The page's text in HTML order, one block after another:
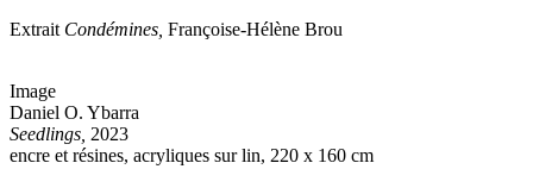
Extrait Condémines, Françoise-Hélène Brou
Image
Daniel O. Ybarra
Seedlings, 2023
encre et résines, acryliques sur lin, 220 x 160 cm